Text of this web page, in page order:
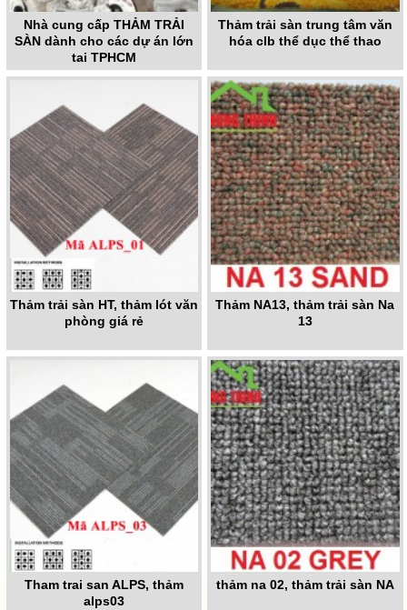
Nhà cung cấp THẢM TRẢI
SÀN dành cho các dự án lớn
tại TPHCM
Thảm trải sàn trung tâm văn
hóa clb thể dục thể thao
Thảm trải sàn HT, thảm lót văn
phòng giá rẻ
Thảm NA13, thảm trải sàn Na
13
Tham trai san ALPS, thảm
alps03
thảm na 02, thảm trải sàn NA